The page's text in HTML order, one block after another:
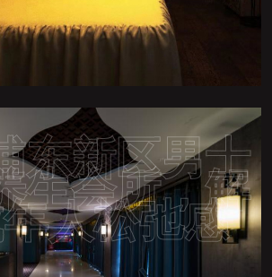
东新区男士
生会所，解
人松弛感